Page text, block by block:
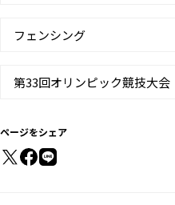
フェンシング
第33回オリンピック競技大会
ページをシェア